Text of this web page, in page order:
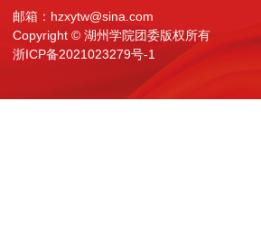
邮箱：hzxytw@sina.com
Copyright ©️ 湖州学院团委版权所有
浙ICP备2021023279号-1